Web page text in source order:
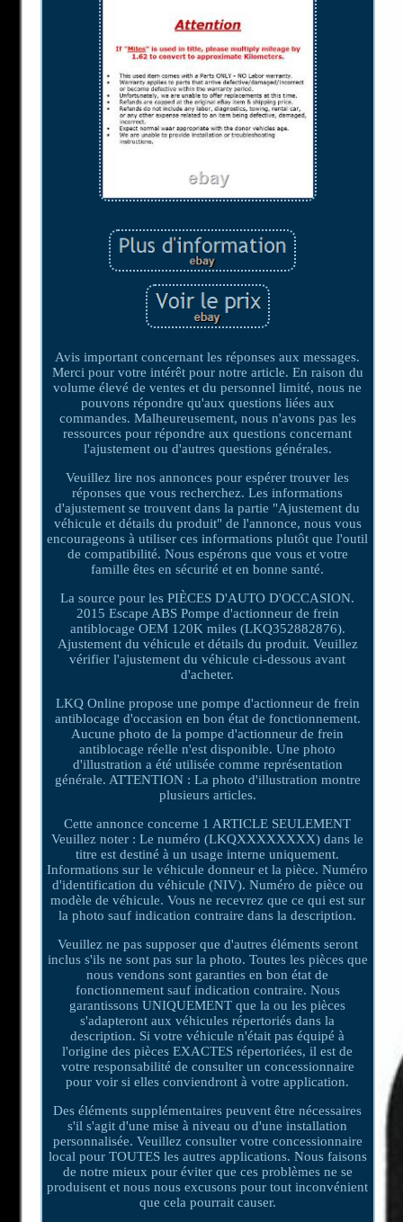
Avis important concernant les réponses aux messages.
Merci pour votre intérêt pour notre article. En raison du
volume élevé de ventes et du personnel limité, nous ne
pouvons répondre qu'aux questions liées aux
commandes. Malheureusement, nous n'avons pas les
ressources pour répondre aux questions concernant
l'ajustement ou d'autres questions générales.
Veuillez lire nos annonces pour espérer trouver les
réponses que vous recherchez. Les informations
d'ajustement se trouvent dans la partie "Ajustement du
véhicule et détails du produit" de l'annonce, nous vous
encourageons à utiliser ces informations plutôt que l'outil
de compatibilité. Nous espérons que vous et votre
famille êtes en sécurité et en bonne santé.
La source pour les PIÈCES D'AUTO D'OCCASION.
2015 Escape ABS Pompe d'actionneur de frein
antiblocage OEM 120K miles (LKQ352882876).
Ajustement du véhicule et détails du produit. Veuillez
vérifier l'ajustement du véhicule ci-dessous avant
d'acheter.
LKQ Online propose une pompe d'actionneur de frein
antiblocage d'occasion en bon état de fonctionnement.
Aucune photo de la pompe d'actionneur de frein
antiblocage réelle n'est disponible. Une photo
d'illustration a été utilisée comme représentation
générale. ATTENTION : La photo d'illustration montre
plusieurs articles.
Cette annonce concerne 1 ARTICLE SEULEMENT
Veuillez noter : Le numéro (LKQXXXXXXXX) dans le
titre est destiné à un usage interne uniquement.
Informations sur le véhicule donneur et la pièce. Numéro
d'identification du véhicule (NIV). Numéro de pièce ou
modèle de véhicule. Vous ne recevrez que ce qui est sur
la photo sauf indication contraire dans la description.
Veuillez ne pas supposer que d'autres éléments seront
inclus s'ils ne sont pas sur la photo. Toutes les pièces que
nous vendons sont garanties en bon état de
fonctionnement sauf indication contraire. Nous
garantissons UNIQUEMENT que la ou les pièces
s'adapteront aux véhicules répertoriés dans la
description. Si votre véhicule n'était pas équipé à
l'origine des pièces EXACTES répertoriées, il est de
votre responsabilité de consulter un concessionnaire
pour voir si elles conviendront à votre application.
Des éléments supplémentaires peuvent être nécessaires
s'il s'agit d'une mise à niveau ou d'une installation
personnalisée. Veuillez consulter votre concessionnaire
local pour TOUTES les autres applications. Nous faisons
de notre mieux pour éviter que ces problèmes ne se
produisent et nous nous excusons pour tout inconvénient
que cela pourrait causer.